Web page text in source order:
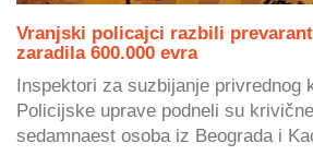
Vranjski policajci razbili
zaradila 600.000 evra
Inspektori za suzbijanje privrednog
Policijske uprave podneli su
sedamnaest osoba iz Beograda i